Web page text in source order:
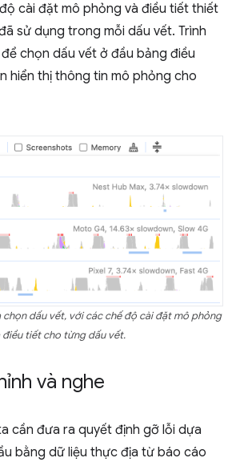
cài đặt mô phỏng và điều tiết thiết
sử dụng trong mỗi dấu vết. Trình
để chọn dấu vết ở đầu bảng điều
hiển thị thông tin mô phỏng cho
chọn dấu vết, với các chế độ cài đặt mô phỏng
điều tiết cho từng dấu vết.
và nghe
cần đưa ra quyết định gỡ lỗi dựa
bằng dữ liệu thực địa từ báo cáo